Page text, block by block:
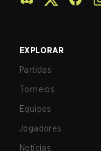
EXPLORAR
Partidas
Torneios
Equipes
Jogadores
Notícias